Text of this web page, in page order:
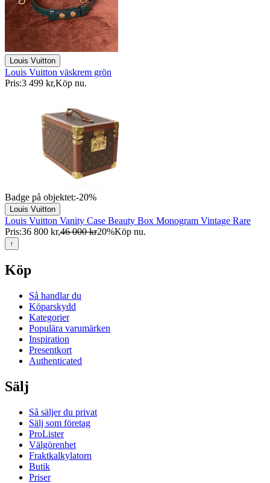
Louis Vuitton
Louis Vuitton väskrem grön
Pris:3 499 kr,Köp nu.
Badge på objektet:-20%
Louis Vuitton
Louis Vuitton Vanity Case Beauty Box Monogram Vintage Rare
Pris:36 800 kr,46 000 kr20%Köp nu.
↑
Köp
Så handlar du
Köparskydd
Kategorier
Populära varumärken
Inspiration
Presentkort
Authenticated
Sälj
Så säljer du privat
Sälj som företag
ProLister
Välgörenhet
Fraktkalkylatorn
Butik
Priser